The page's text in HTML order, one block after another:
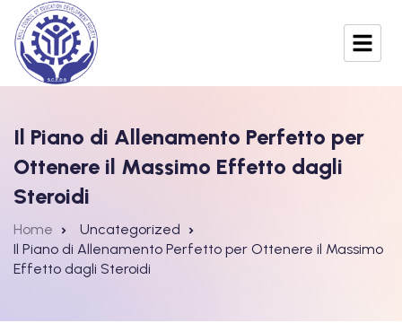
Il Piano di Allenamento Perfetto per
Ottenere il Massimo Effetto dagli
Steroidi
Home
Uncategorized
Il Piano di Allenamento Perfetto per Ottenere il Massimo
Effetto dagli Steroidi